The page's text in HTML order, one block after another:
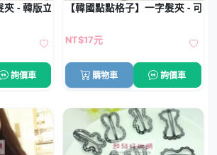
夾 - 韓版立體髮飾
詢價車
【韓國點點格子】一字髮夾 - 可
NT$17元
購物車 詢價車